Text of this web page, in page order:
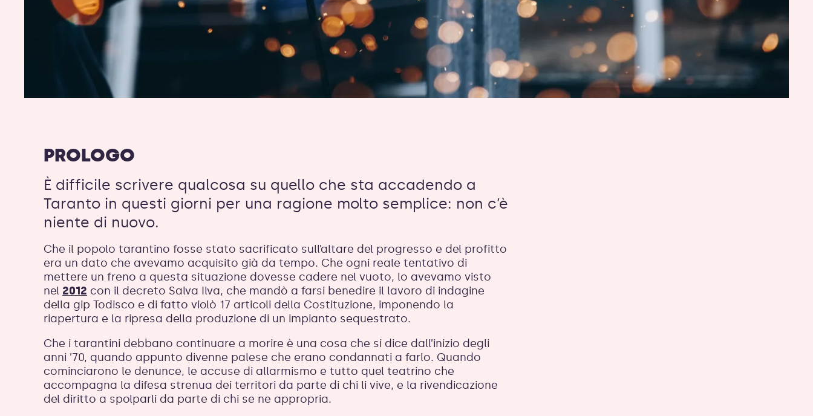
PROLOGO
È difficile scrivere qualcosa su quello che sta accadendo a
Taranto in questi giorni per una ragione molto semplice: non c’è
niente di nuovo.
Che il popolo tarantino fosse stato sacrificato sull’altare del progresso e del profitto
era un dato che avevamo acquisito già da tempo. Che ogni reale tentativo di
mettere un freno a questa situazione dovesse cadere nel vuoto, lo avevamo visto
nel 2012 con il decreto Salva Ilva, che mandò a farsi benedire il lavoro di indagine
della gip Todisco e di fatto violò 17 articoli della Costituzione, imponendo la
riapertura e la ripresa della produzione di un impianto sequestrato.
Che i tarantini debbano continuare a morire è una cosa che si dice dall’inizio degli
anni ’70, quando appunto divenne palese che erano condannati a farlo. Quando
cominciarono le denunce, le accuse di allarmismo e tutto quel teatrino che
accompagna la difesa strenua dei territori da parte di chi li vive, e la rivendicazione
del diritto a spolparli da parte di chi se ne appropria.